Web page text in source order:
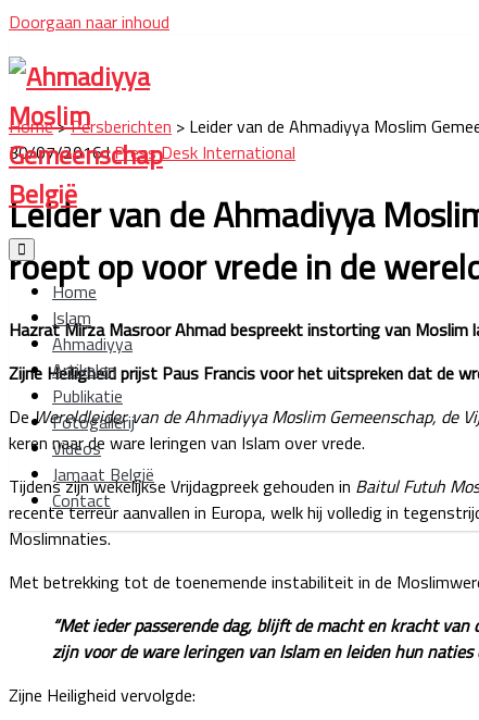
Doorgaan naar inhoud
Ahmadiyya
Moslim
Gemeenschap
België
Home
Islam
Ahmadiyya
Artikelen
Publikatie
Fotogallerij
Videos
Jamaat België
Contact
Home>Persberichten > Leider van de Ahmadiyya Moslim
30/07/2016 |Press Desk International
Leider van de Ahmadiyya
roept op voor vrede in de
Hazrat Mirza Masroor Ahmad bespreekt instorting van Moslim
Zijne Heiligheid prijst Paus Francis voor het uitspreken dat de
DeWereldleider van de Ahmadiyya Moslim Gemeenschap, de
keren naar de ware leringen van Islam over vrede.
Tijdens zijn wekelijkse Vrijdagpreek gehouden in Baitul Futuh
recente terreur aanvallen in Europa, welk hij volledig in
Moslimnaties.
Met betrekking tot de toenemende instabiliteit in de
“Met ieder passerende dag, blijft de macht en kracht
zijn voor de ware leringen van Islam en leiden hun
Zijne Heiligheid vervolgde: